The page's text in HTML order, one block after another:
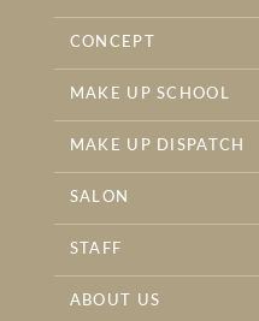
RAPPORT
CONCEPT
MAKE UP SCHOOL
MAKE UP DISPATCH
SALON
STAFF
ABOUT US